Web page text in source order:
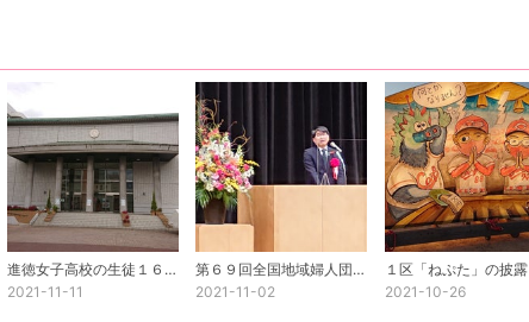
進徳女子高校の生徒１６名に「生理の貧困とジェンダー平等」について話しました♬
2021-11-11
第６９回全国地域婦人団体研究大会（長崎市）に参加しました
2021-11-02
１区「ねぷた」の披露
2021-10-26